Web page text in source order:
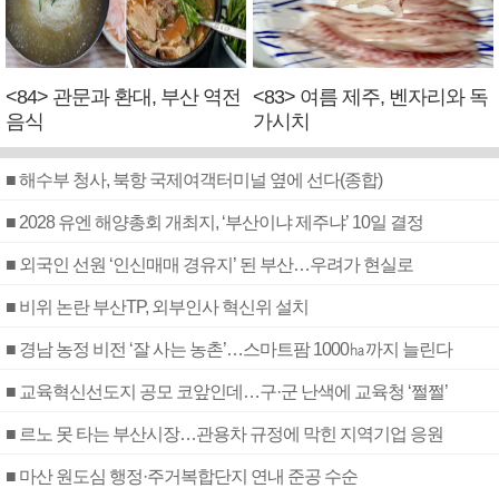
<84> 관문과 환대, 부산 역전
음식
<83> 여름 제주, 벤자리와 독
가시치
■ 해수부 청사, 북항 국제여객터미널 옆에 선다(종합)
■ 2028 유엔 해양총회 개최지, ‘부산이냐 제주냐’ 10일 결정
■ 외국인 선원 ‘인신매매 경유지’ 된 부산…우려가 현실로
■ 비위 논란 부산TP, 외부인사 혁신위 설치
■ 경남 농정 비전 ‘잘 사는 농촌’…스마트팜 1000㏊까지 늘린다
■ 교육혁신선도지 공모 코앞인데…구·군 난색에 교육청 ‘쩔쩔’
■ 르노 못 타는 부산시장…관용차 규정에 막힌 지역기업 응원
■ 마산 원도심 행정·주거복합단지 연내 준공 수순